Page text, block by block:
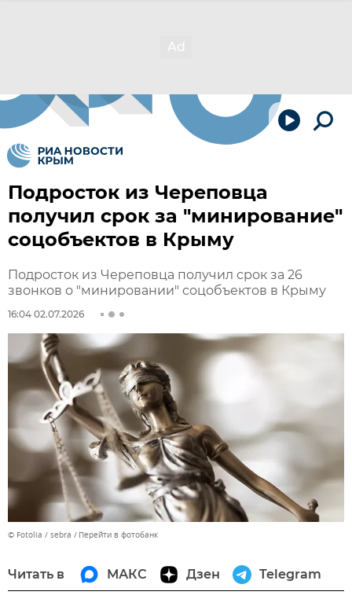
Подросток из Череповца
получил срок за "минирование"
соцобъектов в Крыму
Подросток из Череповца получил срок за 26
звонков о "минировании" соцобъектов в Крыму
16:04 02.07.2026
© Fotolia / sebra Перейти в фотобанк
Читать в МАКС Дзен Telegram